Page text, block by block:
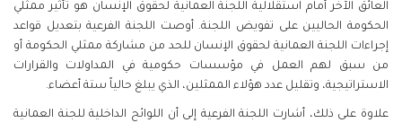
العائق الآخر أمام استقلالية اللجنة العمانية لحقوق الإنسان هو تأثير ممثلي
الحكومة الحاليين على تفويض اللجنة. أوصت اللجنة الفرعية بتعديل قواعد
إجراءات اللجنة العمانية لحقوق الإنسان للحد من مشاركة ممثلي الحكومة أو
من سبق لهم العمل في مؤسسات حكومية في المداولات والقرارات
الاستراتيجية، وتقليل عدد هؤلاء الممثلين، الذي يبلغ حالياً ستة أعضاء.
علاوة على ذلك، أشارت اللجنة الفرعية إلى أن اللوائح الداخلية للجنة العمانية